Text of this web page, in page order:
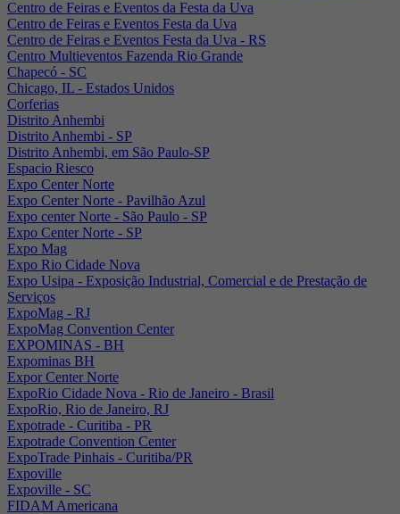
Centro de Feiras e Eventos da Festa da Uva
Centro de Feiras e Eventos Festa da Uva
Centro de Feiras e Eventos Festa da Uva - RS
Centro Multieventos Fazenda Rio Grande
Chapecó - SC
Chicago, IL - Estados Unidos
Corferias
Distrito Anhembi
Distrito Anhembi - SP
Distrito Anhembi, em São Paulo-SP
Espacio Riesco
Expo Center Norte
Expo Center Norte - Pavilhão Azul
Expo center Norte - São Paulo - SP
Expo Center Norte - SP
Expo Mag
Expo Rio Cidade Nova
Expo Usipa - Exposição Industrial, Comercial e de Prestação de
Serviços
ExpoMag - RJ
ExpoMag Convention Center
EXPOMINAS - BH
Expominas BH
Expor Center Norte
ExpoRio Cidade Nova - Rio de Janeiro - Brasil
ExpoRio, Rio de Janeiro, RJ
Expotrade - Curitiba - PR
Expotrade Convention Center
ExpoTrade Pinhais - Curitiba/PR
Expoville
Expoville - SC
FIDAM Americana